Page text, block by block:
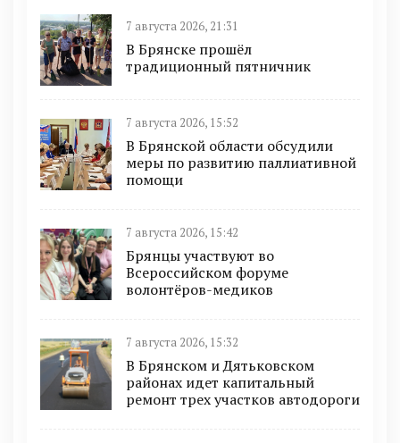
7 августа 2026, 21:31
В Брянске прошёл
традиционный пятничник
7 августа 2026, 15:52
В Брянской области обсудили
меры по развитию паллиативной
помощи
7 августа 2026, 15:42
Брянцы участвуют во
Всероссийском форуме
волонтёров-медиков
7 августа 2026, 15:32
В Брянском и Дятьковском
районах идет капитальный
ремонт трех участков автодороги